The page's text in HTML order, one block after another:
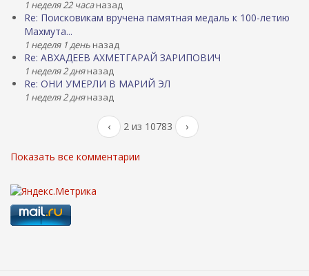
1 неделя 22 часаназад
Re: Поисковикам вручена памятная медаль к 100-летию
Махмута...
1 неделя 1 день назад
Re: АВХАДЕЕВ АХМЕТГАРАЙ ЗАРИПОВИЧ
1 неделя 2 дняназад
Re: ОНИ УМЕРЛИ В МАРИЙ ЭЛ
1 неделя 2 дняназад
‹ 2 из 10783 ›
Показать все комментарии